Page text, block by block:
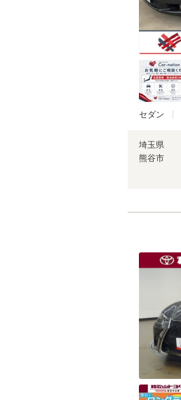
セダン
埼玉県
熊谷市